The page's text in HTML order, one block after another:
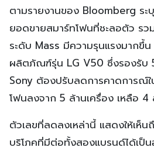
ตามรายงานของ Bloomberg ร
ยอดขายสมาร์ทโฟนที่ชะลอตัว รว
ระดับ Mass มีความรุนแรงมากขึ้
ผลิตภัณฑ์รุ่น LG V50 ซึ่งรองรับ
Sony ต้องปรับลดการคาดการณ์ใ
โฟนลงจาก 5 ล้านเครื่อง เหลือ 4
ตัวเลขที่ลดลงเหล่านี้ แสดงให้เห็
บริโภคที่มีต่อทั้งสองแบรนด์ได้เป็